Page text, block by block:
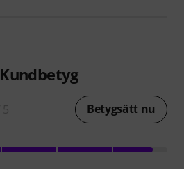
Kundbetyg
Betygsätt nu